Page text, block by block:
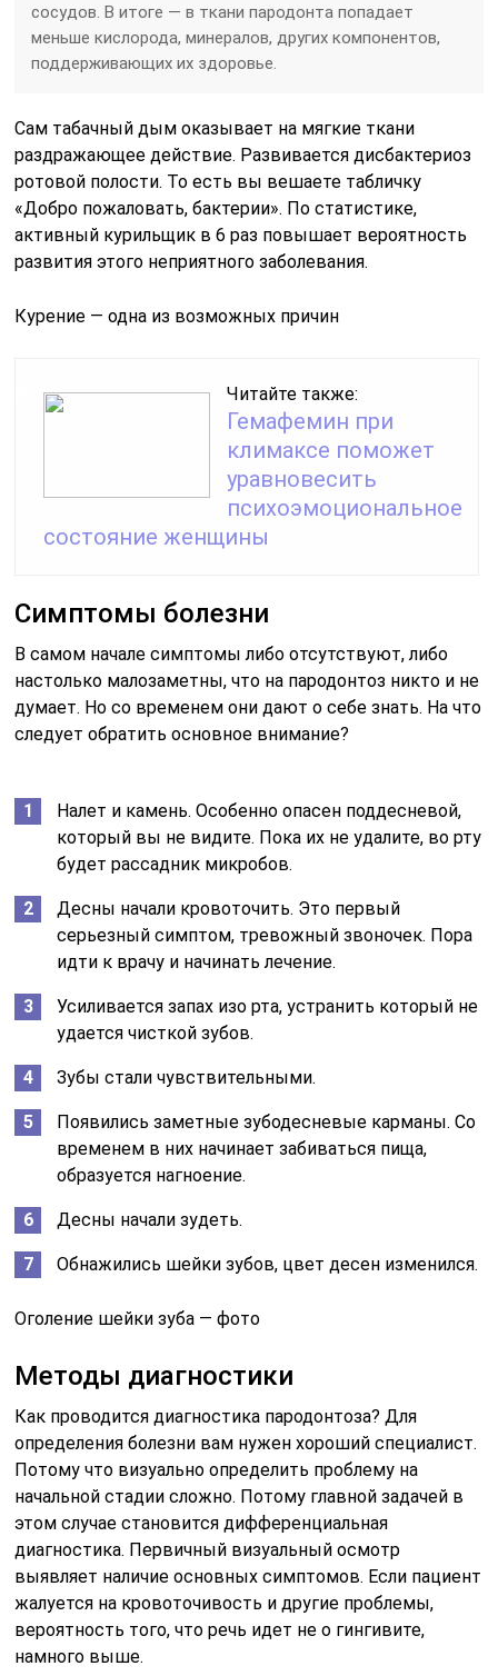
сосудов. В итоге — в ткани пародонта попадает
меньше кислорода, минералов, других компонентов,
поддерживающих их здоровье.
Сам табачный дым оказывает на мягкие ткани
раздражающее действие. Развивается дисбактериоз
ротовой полости. То есть вы вешаете табличку
«Добро пожаловать, бактерии». По статистике,
активный курильщик в 6 раз повышает вероятность
развития этого неприятного заболевания.
Курение — одна из возможных причин
Читайте также:
Гемафемин при
климаксе поможет
уравновесить
психоэмоциональное
состояние женщины
Симптомы болезни
В самом начале симптомы либо отсутствуют, либо
настолько малозаметны, что на пародонтоз никто и не
думает. Но со временем они дают о себе знать. На что
следует обратить основное внимание?
Налет и камень. Особенно опасен поддесневой,
который вы не видите. Пока их не удалите, во рту
будет рассадник микробов.
Десны начали кровоточить. Это первый
серьезный симптом, тревожный звоночек. Пора
идти к врачу и начинать лечение.
Усиливается запах изо рта, устранить который не
удается чисткой зубов.
Зубы стали чувствительными.
Появились заметные зубодесневые карманы. Со
временем в них начинает забиваться пища,
образуется нагноение.
Десны начали зудеть.
Обнажились шейки зубов, цвет десен изменился.
Оголение шейки зуба — фото
Методы диагностики
Как проводится диагностика пародонтоза? Для
определения болезни вам нужен хороший специалист.
Потому что визуально определить проблему на
начальной стадии сложно. Потому главной задачей в
этом случае становится дифференциальная
диагностика. Первичный визуальный осмотр
выявляет наличие основных симптомов. Если пациент
жалуется на кровоточивость и другие проблемы,
вероятность того, что речь идет не о гингивите,
намного выше.